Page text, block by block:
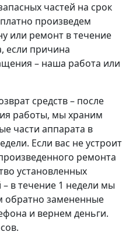
частей на срок
произведем
или ремонт в течение
если причина
– наша работа или
средств – после
работы, мы храним
части аппарата в
Если вас не устроит
ремонта
установленных
– в течение 1 недели мы
обратно замененные
и вернем деньги.